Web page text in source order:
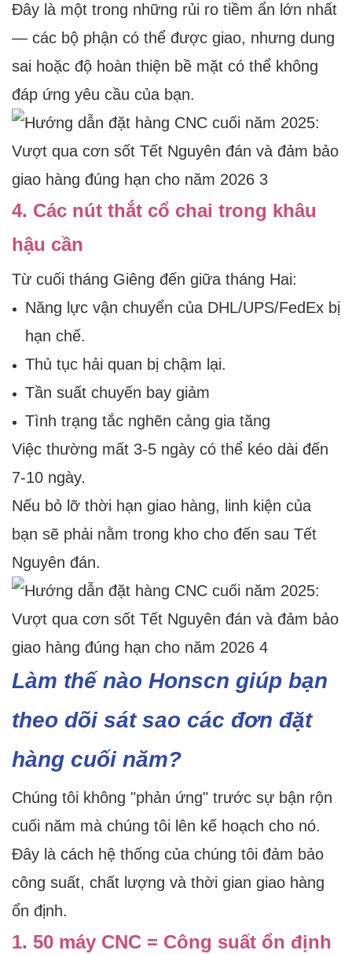
Đây là một trong những rủi ro tiềm ẩn lớn nhất
— các bộ phận có thể được giao, nhưng dung
sai hoặc độ hoàn thiện bề mặt có thể không
đáp ứng yêu cầu của bạn.
4. Các nút thắt cổ chai trong khâu
hậu cần
Từ cuối tháng Giêng đến giữa tháng Hai:
Năng lực vận chuyển của DHL/UPS/FedEx bị
hạn chế.
Thủ tục hải quan bị chậm lại.
Tần suất chuyến bay giảm
Tình trạng tắc nghẽn cảng gia tăng
Việc thường mất 3-5 ngày có thể kéo dài đến
7-10 ngày.
Nếu bỏ lỡ thời hạn giao hàng, linh kiện của
bạn sẽ phải nằm trong kho cho đến sau Tết
Nguyên đán.
Làm thế nào Honscn giúp bạn
theo dõi sát sao các đơn đặt
hàng cuối năm?
Chúng tôi không "phản ứng" trước sự bận rộn
cuối năm mà chúng tôi lên kế hoạch cho nó.
Đây là cách hệ thống của chúng tôi đảm bảo
công suất, chất lượng và thời gian giao hàng
ổn định.
1. 50 máy CNC = Công suất ổn định